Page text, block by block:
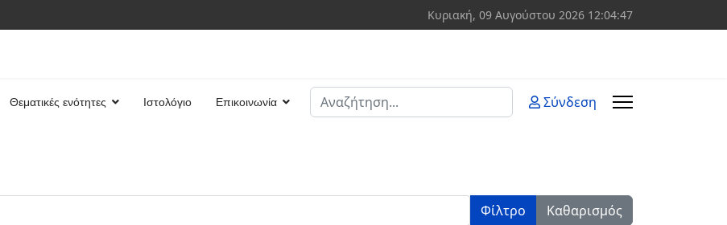
Κυριακή, 09 Αυγούστου 2026 12:04:47
Θεματικές ενότητες Ιστολόγιο Επικοινωνία
Αναζήτηση
Σύνδεση
Φίλτρο
Καθαρισμός